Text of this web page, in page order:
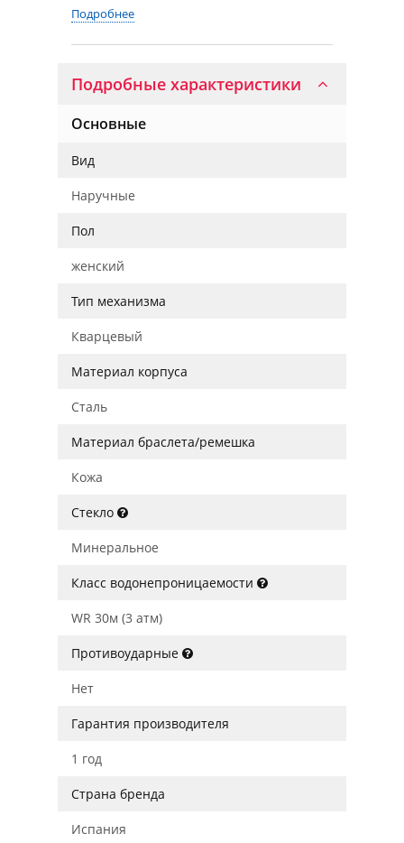
Подробнее
Подробные характеристики
Основные
Вид
Наручные
Пол
женский
Тип механизма
Кварцевый
Материал корпуса
Сталь
Материал браслета/ремешка
Кожа
Стекло
Минеральное
Класс водонепроницаемости
WR 30м (3 атм)
Противоударные
Нет
Гарантия производителя
1 год
Страна бренда
Испания